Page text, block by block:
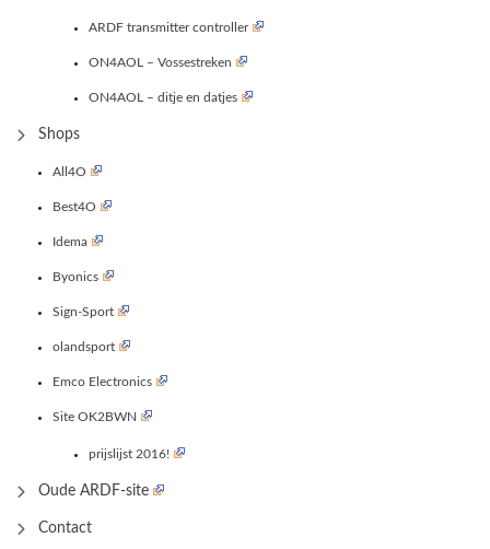
ARDF transmitter controller
ON4AOL – Vossestreken
ON4AOL – ditje en datjes
Shops
All4O
Best4O
Idema
Byonics
Sign-Sport
olandsport
Emco Electronics
Site OK2BWN
prijslijst 2016!
Oude ARDF-site
Contact